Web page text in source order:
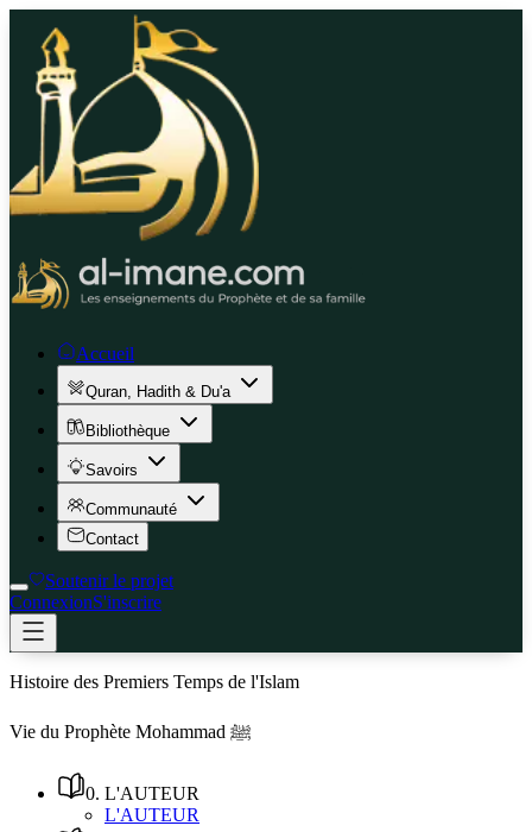
Accueil
Quran, Hadith & Du'a
Bibliothèque
Savoirs
Communauté
Contact
Soutenir le projet
ConnexionS'inscrire
Histoire des Premiers Temps de l'Islam
Vie du Prophète Mohammad ﷺ
0. L'AUTEUR
L'AUTEUR